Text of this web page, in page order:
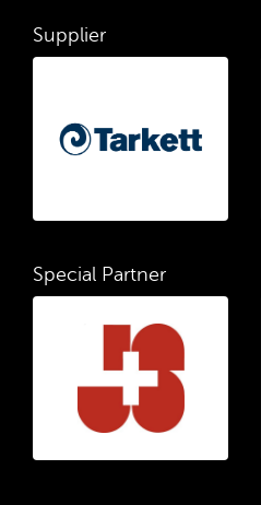
Supplier
Special Partner